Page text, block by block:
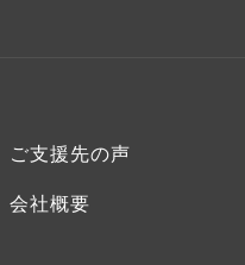
ご支援先の声
会社概要